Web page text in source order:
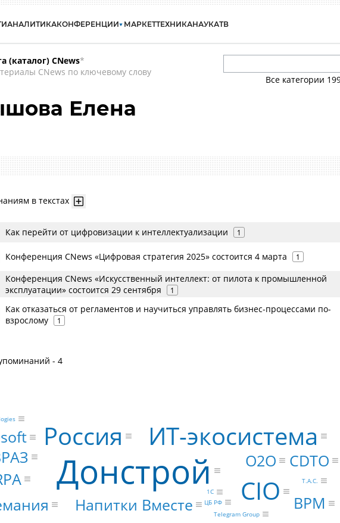
АНАЛИТИКАКОНФЕРЕНЦИИ МАРКЕТТЕХНИКАНАУКАТВ
(каталог) CNews*
CNews по ключевому слову
Все категории
Елена
в текстах
Как перейти от цифровизации к интеллектуализации 1
Конференция CNews «Цифровая стратегия 2025» состоится 4 марта 1
Конференция CNews «Искусственный интеллект: от пилота к промышленной
эксплуатации» состоится 29 сентября
1
Как отказаться от регламентов и научиться управлять бизнес-процессами по-
взрослому
1
- 4
Донстрой
ИТ-экосистема
Россия
CIO
Напитки Вместе
О2О
BPM
CDTO
Т.А.С.
1С
Telegram Group
ЦБ РФ